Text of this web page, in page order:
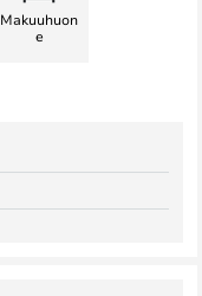
Makuuhuon
e